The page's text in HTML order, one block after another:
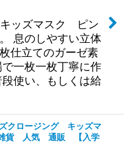
キッズマスク ピン
息のしやすい立体
仕立てのガーゼ素
一枚一枚丁寧に作
使い、もしくは給
クロージング キッズマ
貨 人気 通販 【入学